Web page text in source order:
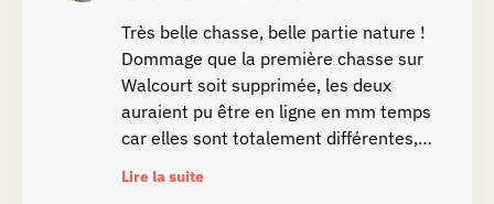
Très belle chasse, belle partie nature !
Dommage que la première chasse sur
Walcourt soit supprimée, les deux
auraient pu être en ligne en mm temps
car elles sont totalement différentes,
Lire la suite